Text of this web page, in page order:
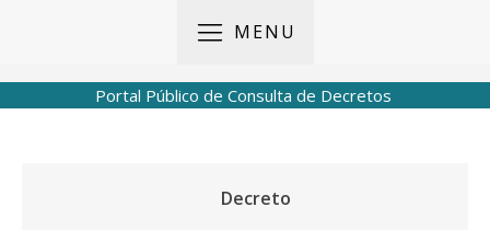
MENU
Portal Público de Consulta de Decretos
Decreto